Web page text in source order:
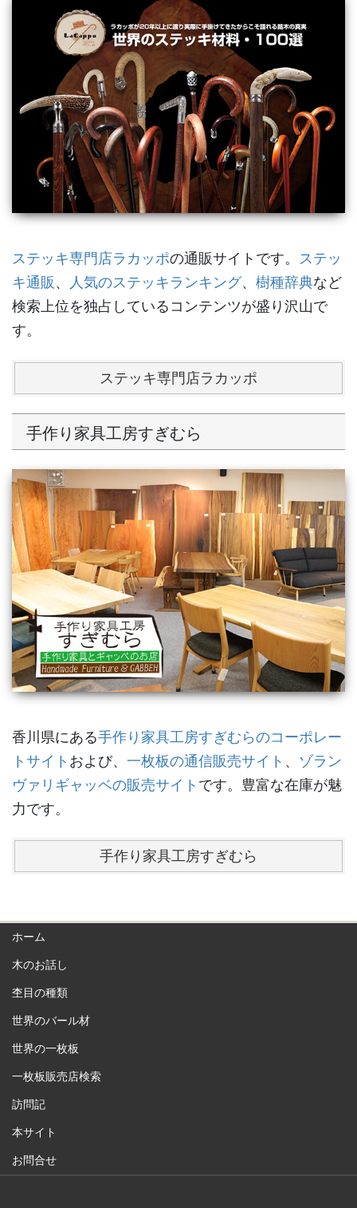
ステッキ専門店ラカッポの通販サイトです。
ステッ
キ通販 、 人気のステッキランキング、 樹種辞典など
検索上位を独占しているコンテンツが盛り沢山で
す。
ステッキ専門店ラカッポ
手作り家具工房すぎむら
香川県にある手作り家具工房すぎむらのコーポレー
トサイト および、 一枚板の通信販売サイト 、 ゾラン
ヴァリギャッベの販売サイト です。豊富な在庫が魅
力です。
手作り家具工房すぎむら
ホーム
木のお話し
杢目の種類
世界のバール材
世界の一枚板
一枚板販売店検索
訪問記
本サイト
お問合せ